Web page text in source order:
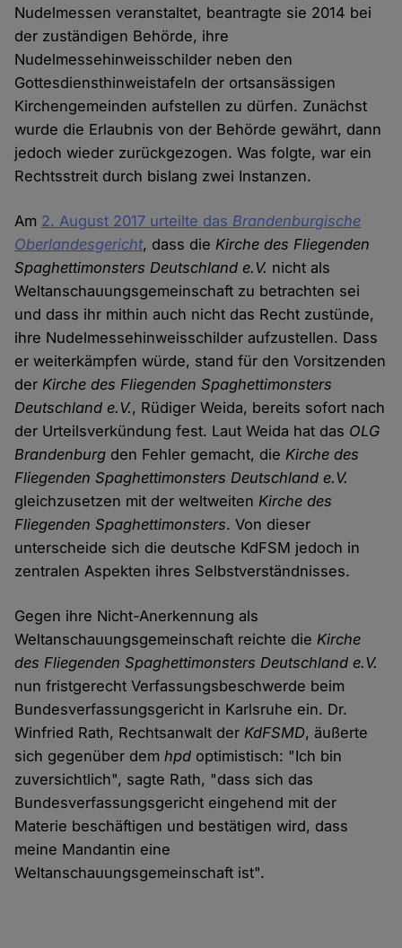
Nudelmessen veranstaltet, beantragte sie 2014 bei
der zuständigen Behörde, ihre
Nudelmessehinweisschilder neben den
Gottesdiensthinweistafeln der ortsansässigen
Kirchengemeinden aufstellen zu dürfen. Zunächst
wurde die Erlaubnis von der Behörde gewährt, dann
jedoch wieder zurückgezogen. Was folgte, war ein
Rechtsstreit durch bislang zwei Instanzen.
Am 2. August 2017 urteilte das Brandenburgische
Oberlandesgericht, dass dieKirche des Fliegenden
Spaghettimonsters Deutschland e.V. nicht als
Weltanschauungsgemeinschaft zu betrachten sei
und dass ihr mithin auch nicht das Recht zustünde,
ihre Nudelmessehinweisschilder aufzustellen. Dass
er weiterkämpfen würde, stand für den Vorsitzenden
derKirche des Fliegenden Spaghettimonsters
Deutschland e.V., Rüdiger Weida, bereits sofort nach
der Urteilsverkündung fest. Laut Weida hat das OLG
Brandenburg den Fehler gemacht, dieKirche des
Fliegenden Spaghettimonsters Deutschland e.V.
gleichzusetzen mit der weltweitenKirche des
Fliegenden Spaghettimonsters. Von dieser
unterscheide sich die deutsche KdFSM jedoch in
zentralen Aspekten ihres Selbstverständnisses.
Gegen ihre Nicht-Anerkennung als
Weltanschauungsgemeinschaft reichte dieKirche
des Fliegenden Spaghettimonsters Deutschland e.V.
nun fristgerecht Verfassungsbeschwerde beim
Bundesverfassungsgericht in Karlsruhe ein. Dr.
Winfried Rath, Rechtsanwalt derKdFSMD, äußerte
sich gegenüber demhpd optimistisch: "Ich bin
zuversichtlich", sagte Rath, "dass sich das
Bundesverfassungsgericht eingehend mit der
Materie beschäftigen und bestätigen wird, dass
meine Mandantin eine
Weltanschauungsgemeinschaft ist".